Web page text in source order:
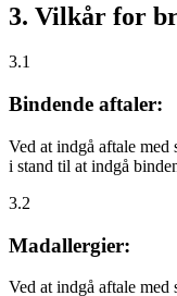
3. Vilkår for
3.1
Bindende aftaler:
Ved at indgå aftale med
i stand til at indgå
3.2
Madallergier:
Ved at indgå aftale med